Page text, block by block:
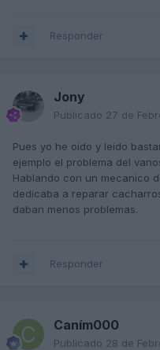
Responder
Jony
Publicado 27 de
Pues yo he oido y leido
ejemplo el problema del
Hablando con un mecanico
dedicaba a reparar
daban menos problemas.
Responder
Caním000
Publicado 28 de